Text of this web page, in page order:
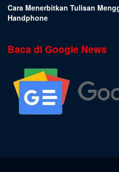
Cara Menerbitkan Tulisan
Handphone
Baca di Google News